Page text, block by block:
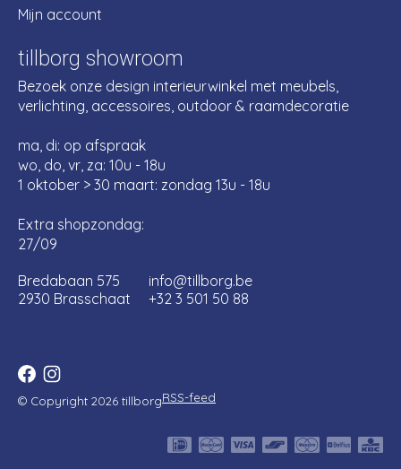
Mijn account
tillborg showroom
Bezoek onze design interieurwinkel met meubels,
verlichting, accessoires, outdoor & raamdecoratie
ma, di: op afspraak
wo, do, vr, za: 10u - 18u
1 oktober > 30 maart: zondag 13u - 18u
Extra shopzondag:
27/09
Bredabaan 575
2930 Brasschaat
info@tillborg.be
+32 3 501 50 88
© Copyright 2026 tillborgRSS-feed